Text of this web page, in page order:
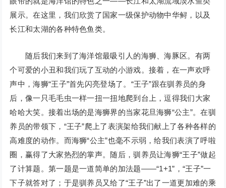
展示。在这里，我们欣赏了国家一级保护动物中华鲟，以及
长江和太湖的各种特色鱼类。
随后我们来到了海洋馆最吸引人的海狮、海豚区。有两
个可爱的小丑和我们玩了互动的小游戏。接着，在一声欢呼
声中，海狮“王子”首先闪亮登场了。“王子”跟在驯养员的身
后，像一只毛毛虫一样一扭一扭地爬到台上，逗得我们大家
哈哈大笑。接着出场的是海狮界的当家花旦海狮“公主”。在驯
养员的带领下，“王子”爬上了表演架给我们献上了各种各样的
高难度的动作。而海狮“公主”也毫不示弱，给我们表演了呼啦
圈，赢得了大家热烈的掌声。随后，驯养员让海狮“王子”做起
了计算题。第一题是一道简单的加法题——“1+1”，“王子”一
下子就答对了；于是驯养员又给了“王子”出了一道更加难的乘